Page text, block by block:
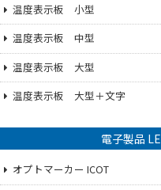
温度表示板 小型
温度表示板 中型
温度表示板 大型
温度表示板 大型＋文字
電子製品
オプトマーカー ICOT